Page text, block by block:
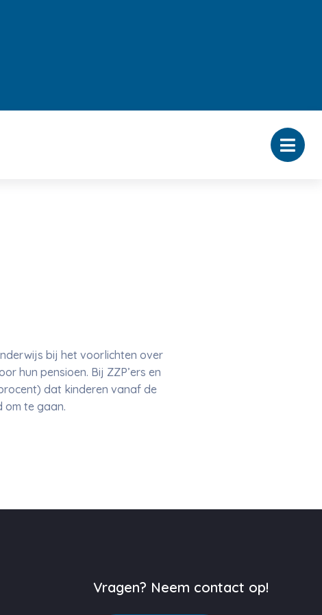
bij het voorlichten over
hun pensioen. Bij ZZP’ers en
dat kinderen vanaf de
om te gaan.
Vragen? Neem contact op!